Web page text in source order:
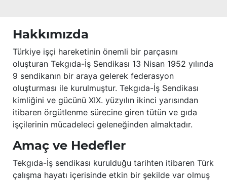
Hakkımızda
Türkiye işçi hareketinin önemli bir parçasını
oluşturan Tekgıda-İş Sendikası 13 Nisan 1952 yılında
9 sendikanın bir araya gelerek federasyon
oluşturması ile kurulmuştur. Tekgıda-İş Sendikası
kimliğini ve gücünü XIX. yüzyılın ikinci yarısından
itibaren örgütlenme sürecine giren tütün ve gıda
işçilerinin mücadeleci geleneğinden almaktadır.
Amaç ve Hedefler
Tekgıda-İş sendikası kurulduğu tarihten itibaren Türk
çalışma hayatı içerisinde etkin bir şekilde var olmuş